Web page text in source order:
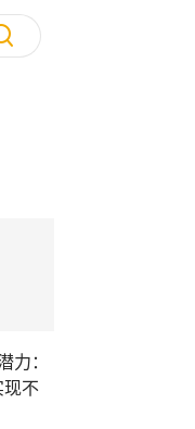
：
现不